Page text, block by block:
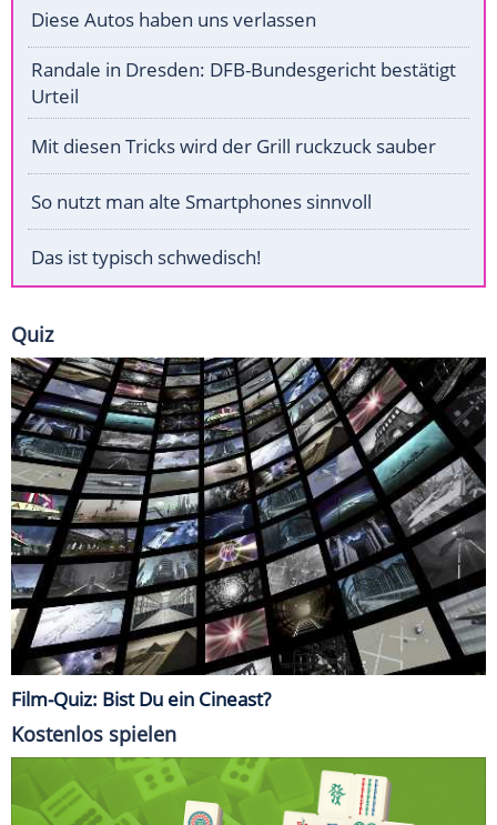
Diese Autos haben uns verlassen
Randale in Dresden: DFB-Bundesgericht bestätigt
Urteil
Mit diesen Tricks wird der Grill ruckzuck sauber
So nutzt man alte Smartphones sinnvoll
Das ist typisch schwedisch!
Quiz
Film-Quiz: Bist Du ein Cineast?
Kostenlos spielen